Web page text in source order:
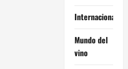
Internacional
Mundo del
vino